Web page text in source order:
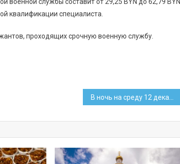
службы составит от 29,25 BYN до 62,79 BYN
квалификации специалиста.
проходящих срочную военную службу.
В ночь на среду 12 декабря могут сбоить банковские карты